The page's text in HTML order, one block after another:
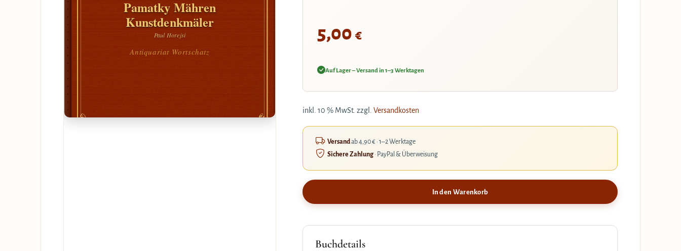
Pamatky Mähren
Kunstdenkmäler
Paul Horejsi
Antiquariat Wortschatz
5,00 €
Auf Lager – Versand in 1–3 Werktagen
inkl. 10 % MwSt. zzgl. Versandkosten
Versandab 4,90 € · 1–2 Werktage
Sichere Zahlung· PayPal & Überweisung
In den Warenkorb
Buchdetails